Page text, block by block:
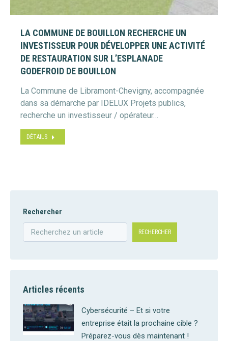
LA COMMUNE DE BOUILLON RECHERCHE UN
INVESTISSEUR POUR DÉVELOPPER UNE ACTIVITÉ
DE RESTAURATION SUR L’ESPLANADE
GODEFROID DE BOUILLON
La Commune de Libramont-Chevigny, accompagnée
dans sa démarche par IDELUX Projets publics,
recherche un investisseur / opérateur…
DÉTAILS
Rechercher
RECHERCHER
Articles récents
Cybersécurité – Et si votre
entreprise était la prochaine cible ?
Préparez-vous dès maintenant !